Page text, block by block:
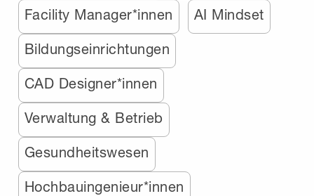
Facility Manager*innen AI Mindset
Bildungseinrichtungen
CAD Designer*innen
Verwaltung & Betrieb
Gesundheitswesen
Hochbauingenieur*innen